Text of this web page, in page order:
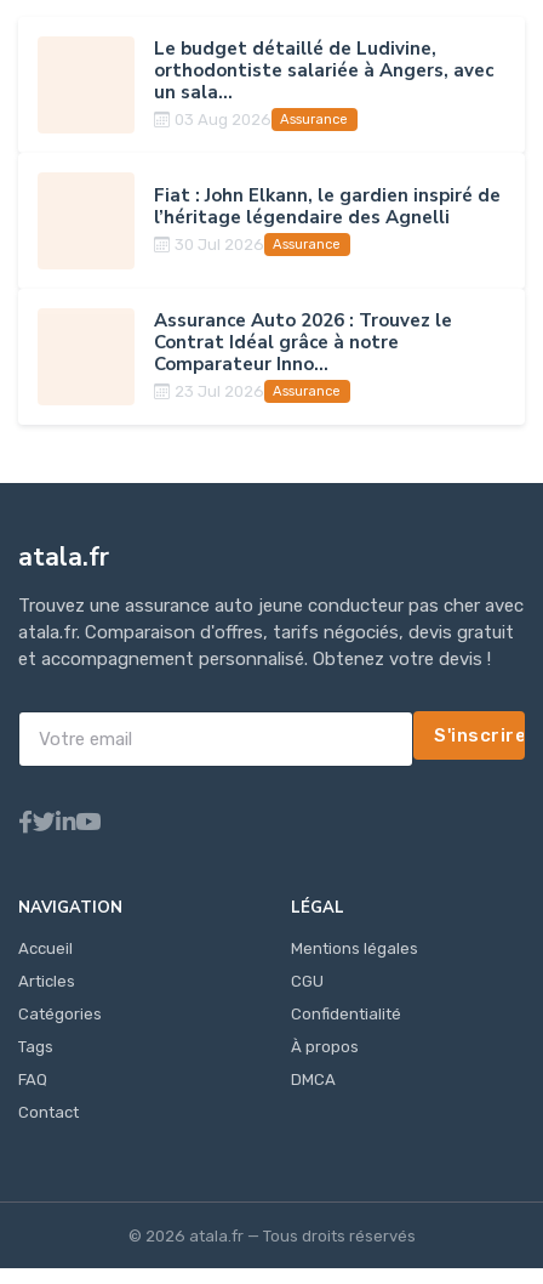
Le budget détaillé de Ludivine,
orthodontiste salariée à Angers, avec
un sala...
03 Aug 2026 Assurance
Fiat : John Elkann, le gardien inspiré de
l’héritage légendaire des Agnelli
30 Jul 2026 Assurance
Assurance Auto 2026 : Trouvez le
Contrat Idéal grâce à notre
Comparateur Inno...
23 Jul 2026 Assurance
atala.fr
Trouvez une assurance auto jeune conducteur pas cher avec
atala.fr. Comparaison d'offres, tarifs négociés, devis gratuit
et accompagnement personnalisé. Obtenez votre devis !
S'inscrire
NAVIGATION
Accueil
Articles
Catégories
Tags
FAQ
Contact
LÉGAL
Mentions légales
CGU
Confidentialité
À propos
DMCA
© 2026 atala.fr — Tous droits réservés